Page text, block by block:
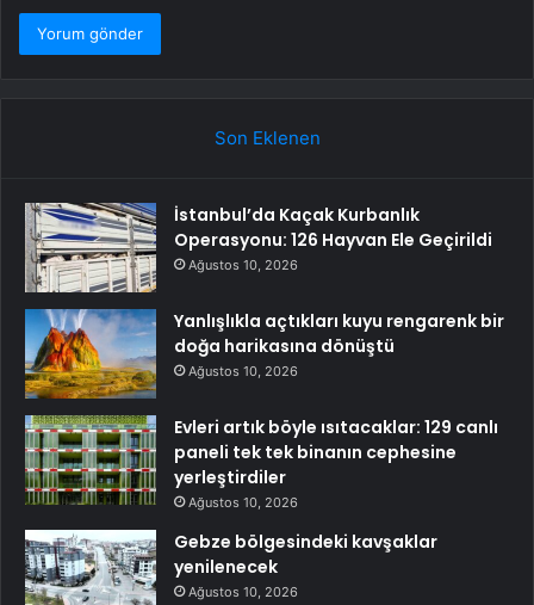
Son Eklenen
İstanbul’da Kaçak Kurbanlık
Operasyonu: 126 Hayvan Ele Geçirildi
Ağustos 10, 2026
Yanlışlıkla açtıkları kuyu rengarenk bir
doğa harikasına dönüştü
Ağustos 10, 2026
Evleri artık böyle ısıtacaklar: 129 canlı
paneli tek tek binanın cephesine
yerleştirdiler
Ağustos 10, 2026
Gebze bölgesindeki kavşaklar
yenilenecek
Ağustos 10, 2026